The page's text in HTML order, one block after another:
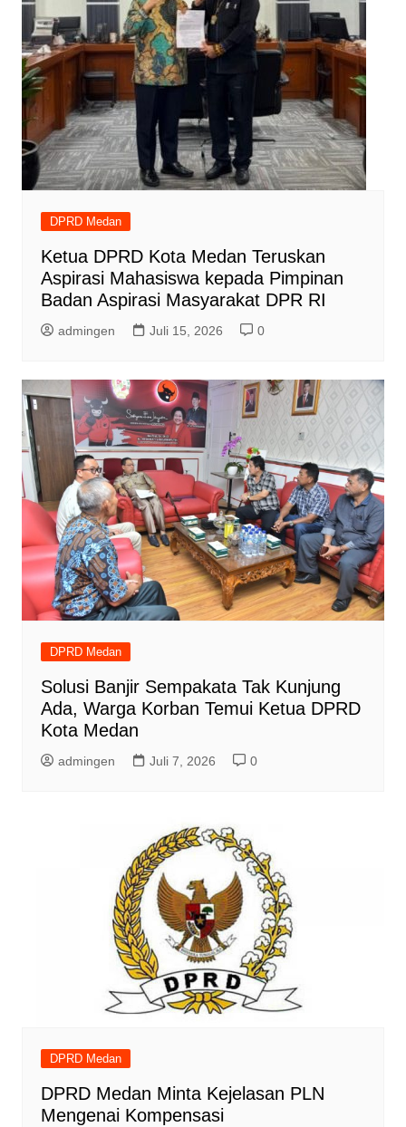
DPRD Medan
Ketua DPRD Kota Medan Teruskan
Aspirasi Mahasiswa kepada Pimpinan
Badan Aspirasi Masyarakat DPR RI
admingen Juli 15, 2026 0
DPRD Medan
Solusi Banjir Sempakata Tak Kunjung
Ada, Warga Korban Temui Ketua DPRD
Kota Medan
admingen Juli 7, 2026 0
DPRD Medan
DPRD Medan Minta Kejelasan PLN
Mengenai Kompensasi